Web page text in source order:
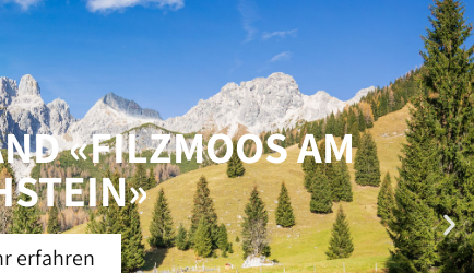
«FILZMOOS AM
erfahren